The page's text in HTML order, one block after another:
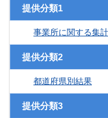
提供分類1
事業所に関する集計
提供分類2
都道府県別結果
提供分類3